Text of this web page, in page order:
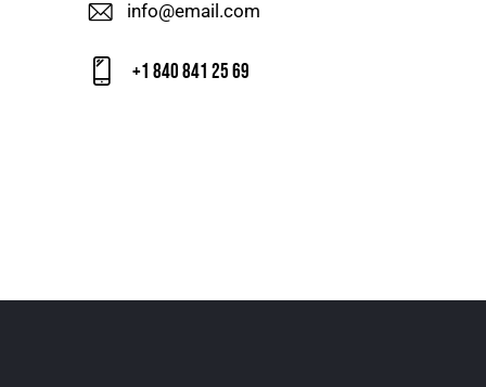
info@email.com
+1 840 841 25 69